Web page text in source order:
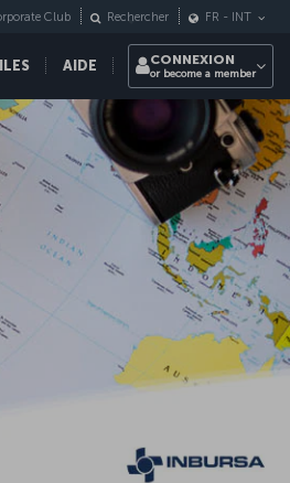
AIDE
Club Rechercher FR - INT
CONNEXION
or become a member